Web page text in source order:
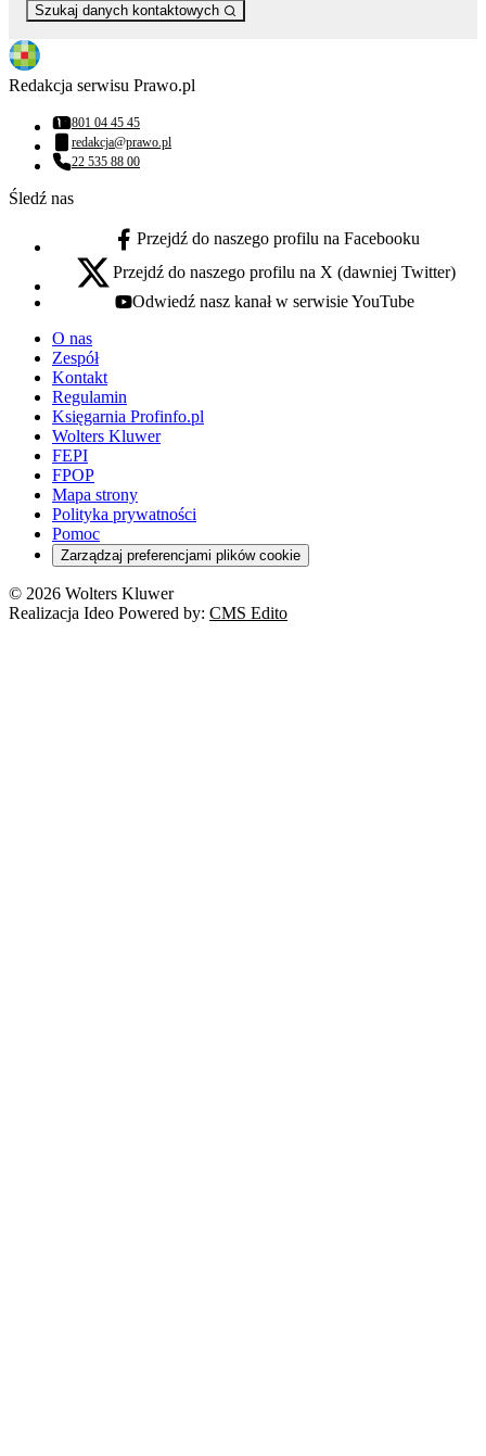
Szukaj danych kontaktowych
Redakcja serwisu Prawo.pl
Numer telefonu:
801 04 45 45
Adres email:
redakcja@prawo.pl
Numer telefonu:
22 535 88 00
Śledź nas
facebook - otwiera się w nowej karcie
Przejdź do naszego profilu na Facebooku
x - otwiera się w nowej karcie
Przejdź do naszego profilu na X (dawniej Twitter)
youtube - otwiera się w nowej karcie
Odwiedź nasz kanał w serwisie YouTube
O nas
Zespół
Kontakt
Regulamin
Księgarnia Profinfo.pl
Wolters Kluwer
FEPI
FPOP
Mapa strony
Polityka prywatności
Pomoc
Zarządzaj preferencjami plików cookie
© 2026 Wolters Kluwer
Realizacja Ideo Powered by: CMS Edito